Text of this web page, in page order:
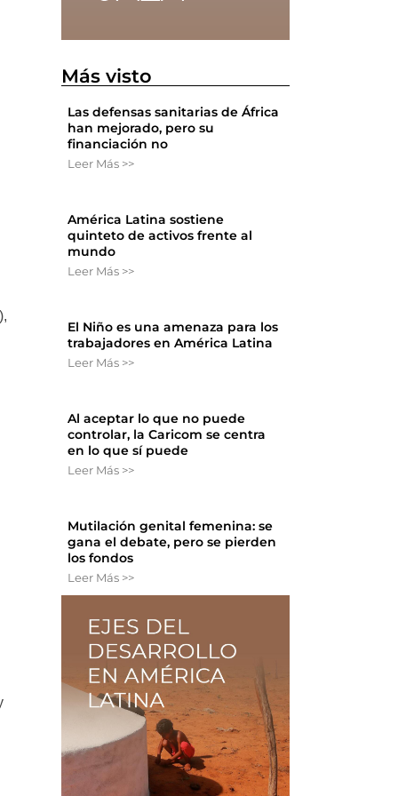
Más visto
Las defensas sanitarias de África
han mejorado, pero su
financiación no
Leer Más >>
América Latina sostiene
quinteto de activos frente al
mundo
Leer Más >>
El Niño es una amenaza para los
trabajadores en América Latina
Leer Más >>
Al aceptar lo que no puede
controlar, la Caricom se centra
en lo que sí puede
Leer Más >>
Mutilación genital femenina: se
gana el debate, pero se pierden
los fondos
Leer Más >>